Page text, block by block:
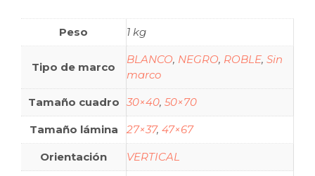
Peso 1 kg
Tipo de marco
BLANCO, NEGRO, ROBLE, Sin
marco
Tamaño cuadro 30×40, 50×70
Tamaño lámina 27×37, 47×67
Orientación VERTICAL